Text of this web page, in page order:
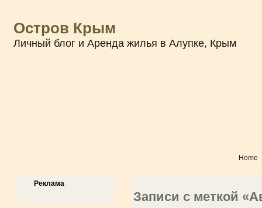
Остров Крым
Личный блог и Аренда жилья в Алупке, Крым
Home
Реклама
Записи с меткой